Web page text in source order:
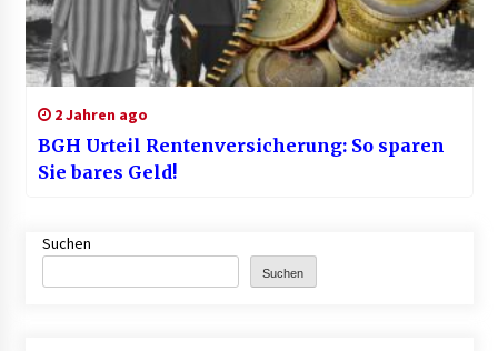
2 Jahren ago
BGH Urteil Rentenversicherung: So sparen
Sie bares Geld!
Suchen
Suchen